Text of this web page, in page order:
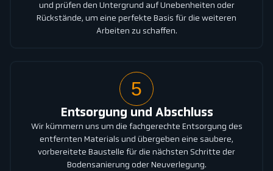
und prüfen den Untergrund auf Unebenheiten oder
Rückstände, um eine perfekte Basis für die weiteren
Arbeiten zu schaffen.
5
Entsorgung und Abschluss
Wir kümmern uns um die fachgerechte Entsorgung des
entfernten Materials und übergeben eine saubere,
vorbereitete Baustelle für die nächsten Schritte der
Bodensanierung oder Neuverlegung.